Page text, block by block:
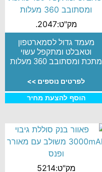
מק"ט:2047.
מעמד גדול לסמארטפון
וטאבלט ומתקפל עשוי
מתכת ומסתובב 360 מעלות
לפרטים נוספים >>
הוסף להצעת מחיר
מק"ט:5214